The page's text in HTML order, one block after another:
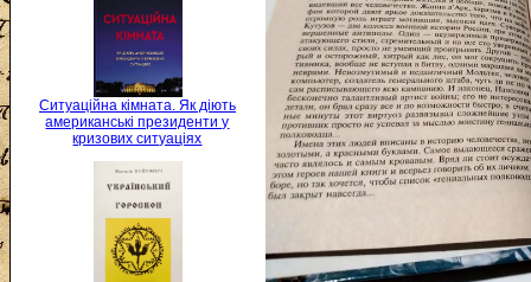
Ситуаційна кімната. Як діють
американські президенти у
кризових ситуаціях